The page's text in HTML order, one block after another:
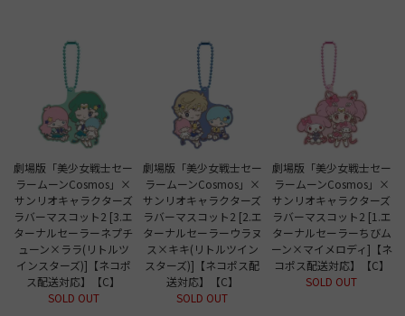
劇場版「美少女戦士セー
ラームーンCosmos」×
サンリオキャラクターズ
ラバーマスコット2 [3.エ
ターナルセーラーネプチ
ューン×ララ(リトルツ
インスターズ)]【ネコポ
ス配送対応】【C】
SOLD OUT
劇場版「美少女戦士セー
ラームーンCosmos」×
サンリオキャラクターズ
ラバーマスコット2 [2.エ
ターナルセーラーウラヌ
ス×キキ(リトルツイン
スターズ)]【ネコポス配
送対応】【C】
SOLD OUT
劇場版「美少女戦士セー
ラームーンCosmos」×
サンリオキャラクターズ
ラバーマスコット2 [1.エ
ターナルセーラーちびム
ーン×マイメロディ]【ネ
コポス配送対応】【C】
SOLD OUT